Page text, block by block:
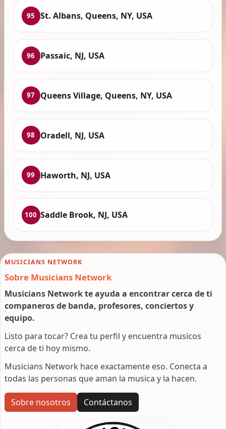
95 St. Albans, Queens, NY, USA
96 Passaic, NJ, USA
97 Queens Village, Queens, NY, USA
98 Oradell, NJ, USA
99 Haworth, NJ, USA
100 Saddle Brook, NJ, USA
MUSICIANS NETWORK
Sobre Musicians Network
Musicians Network te ayuda a encontrar cerca de ti
companeros de banda, profesores, conciertos y
equipo.
Listo para tocar? Crea tu perfil y encuentra musicos
cerca de ti hoy mismo.
Musicians Network hace exactamente eso. Conecta a
todas las personas que aman la musica y la hacen.
Sobre nosotros Contáctanos